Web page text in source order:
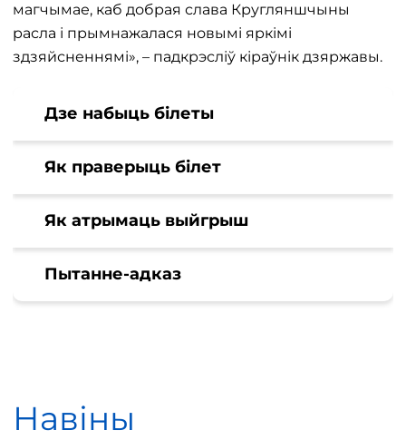
магчымае, каб добрая слава Кругляншчыны
расла і прымнажалася новымі яркімі
здзяйсненнямі», – падкрэсліў кіраўнік дзяржавы.
Дзе набыць білеты
Як праверыць білет
Як атрымаць выйгрыш
Пытанне-адказ
Навіны